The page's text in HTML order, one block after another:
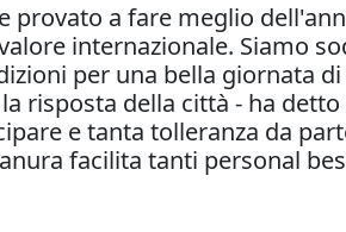
a fare meglio
internazionale. Siamo
per una bella giornata
risposta della città - ha
e tanta tolleranza da
facilita tanti personal